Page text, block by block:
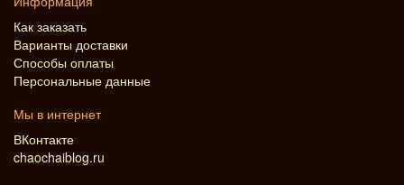
Как заказать
Варианты доставки
Способы оплаты
Персональные данные
Мы в интернет
ВКонтакте
chaochaiblog.ru